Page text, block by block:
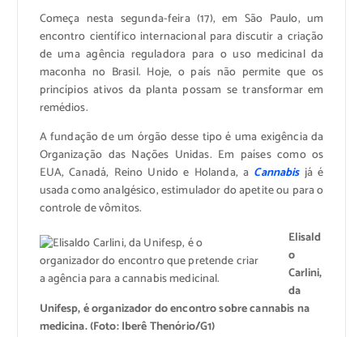
Começa nesta segunda-feira (17), em São Paulo, um
encontro científico internacional para discutir a criação
de uma agência reguladora para o uso medicinal da
maconha no Brasil. Hoje, o país não permite que os
princípios ativos da planta possam se transformar em
remédios.
A fundação de um órgão desse tipo é uma exigência da
Organização das Nações Unidas. Em países como os
EUA, Canadá, Reino Unido e Holanda, a Cannabisjá é
usada como analgésico, estimulador do apetite ou para o
controle de vômitos.
Elisald
o
Carlini,
da
Unifesp, é organizador do encontro sobre cannabis na
medicina. (Foto: Iberê Thenório/G1)